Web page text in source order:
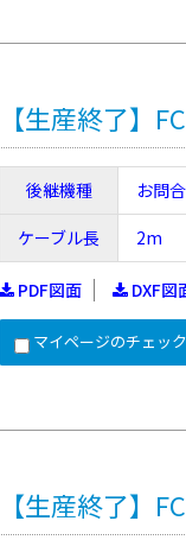
【生産終了】
後継機種
お問
ケーブル長
2m
PDF図面 DXF図
マイページのチェッ
【生産終了】